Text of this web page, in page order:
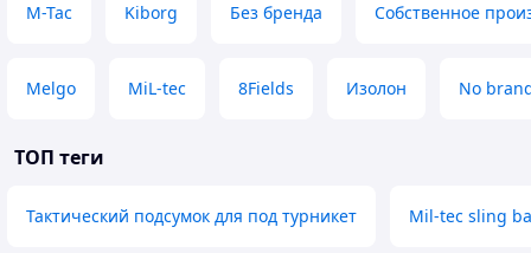
M-Tac Kiborg Без бренда Собственное
Melgo MiL-tec 8Fields Изолон No
ТОП теги
Тактический подсумок для под турникет Mil-tec sling